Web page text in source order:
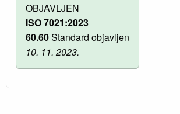
OBJAVLJEN
ISO 7021:2023
60.60Standard objavljen
10. 11. 2023.